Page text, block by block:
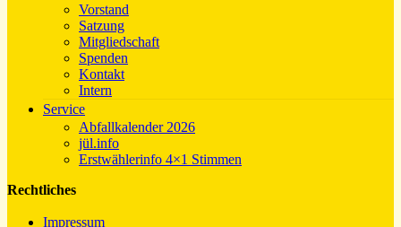
Vorstand
Satzung
Mitgliedschaft
Spenden
Kontakt
Intern
Service
Abfallkalender 2026
jül.info
Erstwählerinfo 4×1 Stimmen
Rechtliches
Impressum